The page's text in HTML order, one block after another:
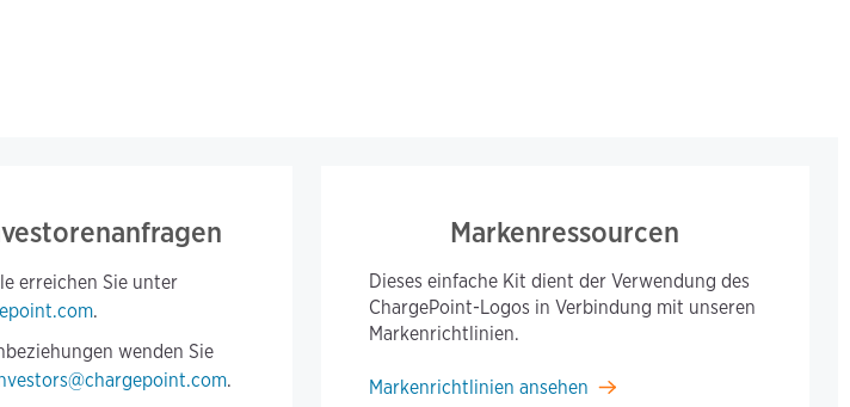
erreichen Sie unter
.
wenden Sie
.
Markenressourcen
Dieses einfache Kit dient der Verwendung des
ChargePoint-Logos in Verbindung mit unseren
Markenrichtlinien.
Markenrichtlinien ansehen